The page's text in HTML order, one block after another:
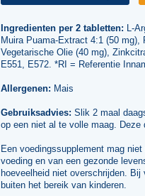
Ingredienten per 2 tabletten: L-
Muira Puama-Extract 4:1 (50 mg),
Vegetarische Olie (40 mg),
E551, E572. *RI = Referentie
Allergenen: Mais
Gebruiksadvies: Slik 2 maal
op een niet al te volle maag. Deze
Een voedingssupplement mag
voeding en van een gezonde
hoeveelheid niet overschrijden. Bij
buiten het bereik van kinderen.